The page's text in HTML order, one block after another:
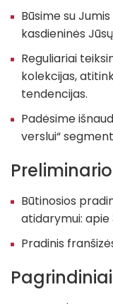
Būsime su
kasdieninės
Reguliariai
kolekcijas,
tendencijas.
Padėsime
verslui“
Būtinosios
atidarymui: apie
Pradinis